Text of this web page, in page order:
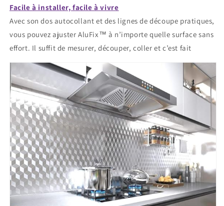
Facile à installer, facile à vivre
Avec son dos autocollant et des lignes de découpe pratiques,
vous pouvez ajuster AluFix™ à n’importe quelle surface sans
effort. Il suffit de mesurer, découper, coller et c’est fait